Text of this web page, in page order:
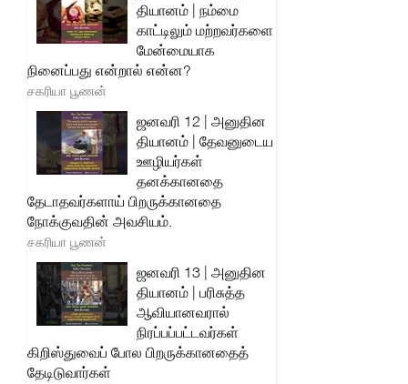
தியானம் | நம்மை
காட்டிலும் மற்றவர்களை
மேன்மையாக
நினைப்பது என்றால் என்ன?
சகரியா பூணன்
ஜனவரி 12 | அனுதின
தியானம் | தேவனுடைய
ஊழியர்கள்
தனக்கானதை
தேடாதவர்களாய் பிறருக்கானதை
நோக்குவதின் அவசியம்.
சகரியா பூணன்
ஜனவரி 13 | அனுதின
தியானம் | பரிசுத்த
ஆவியானவரால்
நிரப்பப்பட்டவர்கள்
கிறிஸ்துவைப் போல பிறருக்கானதைத்
தேடிடுவார்கள்